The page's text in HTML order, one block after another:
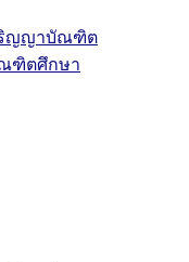
ริญญาบัณฑิต
ฑิตศึกษา